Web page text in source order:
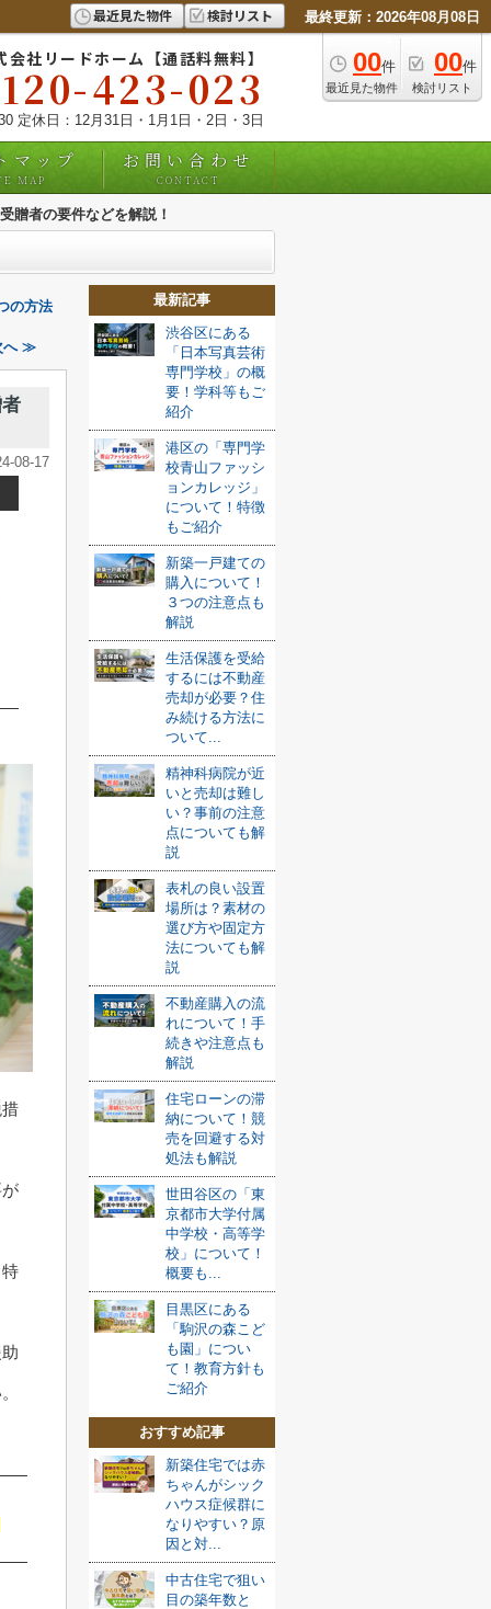
最近見た物件 検討リスト 最終更新：2026年08月08日
00件
最近見た物件
00件
検討リスト
会社リードホーム【通話料無料】
423-023
定休日：12月31日・1月1日・2日・3日
マップ
MAP
お問い合わせ
CONTACT
贈者の要件などを解説！
の方法
へ ≫
08-17
最新記事
渋谷区にある
「日本写真芸術
専門学校」の概
要！学科等もご
紹介
港区の「専門学
校青山ファッシ
ョンカレッジ」
について！特徴
もご紹介
新築一戸建ての
購入について！
３つの注意点も
解説
生活保護を受給
するには不動産
売却が必要？住
み続ける方法に
ついて...
精神科病院が近
いと売却は難し
い？事前の注意
点についても解
説
表札の良い設置
場所は？素材の
選び方や固定方
法についても解
説
不動産購入の流
れについて！手
続きや注意点も
解説
住宅ローンの滞
納について！競
売を回避する対
処法も解説
世田谷区の「東
京都市大学付属
中学校・高等学
校」について！
概要も...
目黒区にある
「駒沢の森こど
も園」につい
て！教育方針も
ご紹介
おすすめ記事
新築住宅では赤
ちゃんがシック
ハウス症候群に
なりやすい？原
因と対...
中古住宅で狙い
目の築年数と